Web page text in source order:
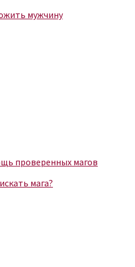
мужчину
проверенных магов
мага?